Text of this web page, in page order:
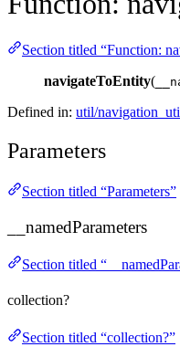
Section titled “Function:
navigateToEntity(
Defined in: util/
Parameters
Section titled “Parameters”
__namedParameters
Section titled
collection?
Section titled “collection?”